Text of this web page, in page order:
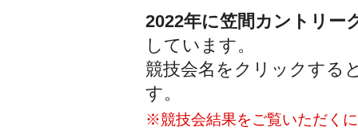
2022年に笠間カントリー
しています。
競技会名をクリックする
す。
※競技会結果をご覧いただく